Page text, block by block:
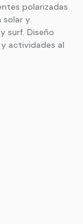
polarizadas
solar y
surf. Diseño
actividades al